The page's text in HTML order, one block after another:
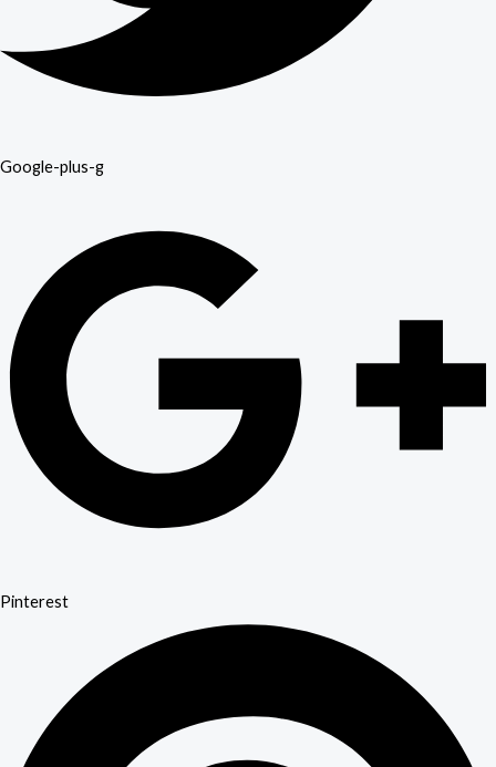
Google-plus-g
Pinterest